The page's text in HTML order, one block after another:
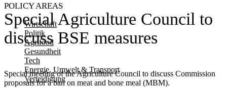
POLICY AREAS
Wirtschaft
Politik
Agrifood
Gesundheit
Tech
Energie, Umwelt & Transport
Verteidigung
Special Agriculture Council to
discuss BSE measures
Special meeting of the Agriculture Council to discuss Commission
proposals for a ban on meat and bone meal (MBM).